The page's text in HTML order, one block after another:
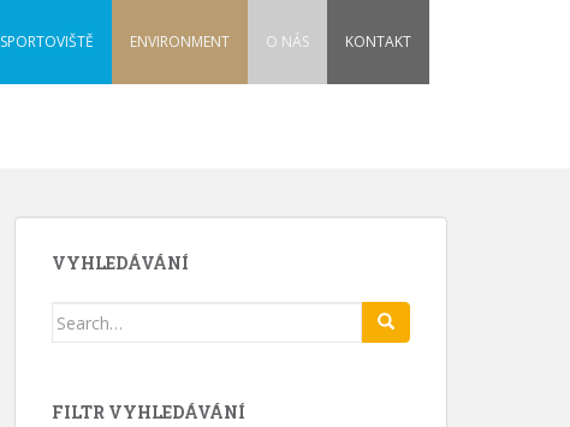
SPORTOVIŠTĚ ENVIRONMENT O NÁS KONTAKT
VYHLEDÁVÁNÍ
Search
FILTR VYHLEDÁVÁNÍ